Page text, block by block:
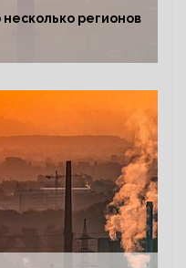
регионов